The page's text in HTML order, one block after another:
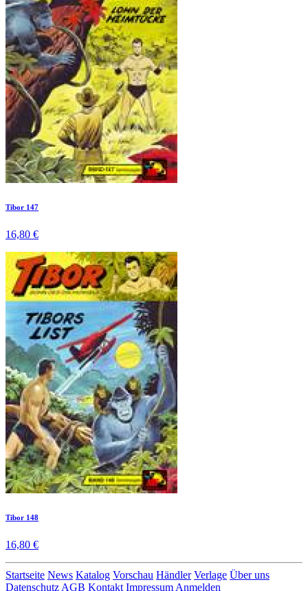
Tibor 147
16,80 €
Tibor 148
16,80 €
Startseite News Katalog Vorschau Händler Verlage Über uns
Datenschutz AGB Kontakt Impressum Anmelden